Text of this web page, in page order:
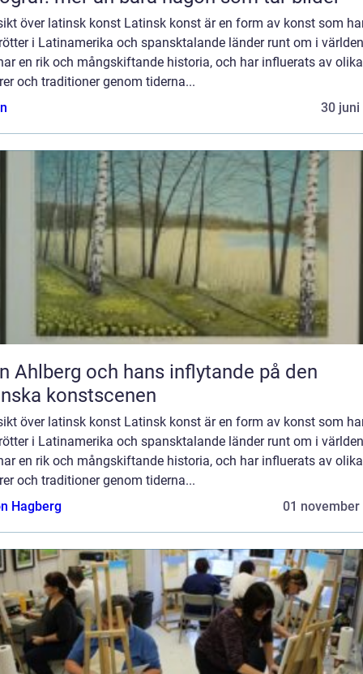
över latinsk konst Latinsk konst är en form av konst som
i Latinamerika och spansktalande länder runt om i
en rik och mångskiftande historia, och har influerats av olika
och traditioner genom tiderna...
30 juni
Ahlberg och hans inflytande på den
konstscenen
över latinsk konst Latinsk konst är en form av konst som
i Latinamerika och spansktalande länder runt om i
en rik och mångskiftande historia, och har influerats av olika
och traditioner genom tiderna...
Hagberg
01 november